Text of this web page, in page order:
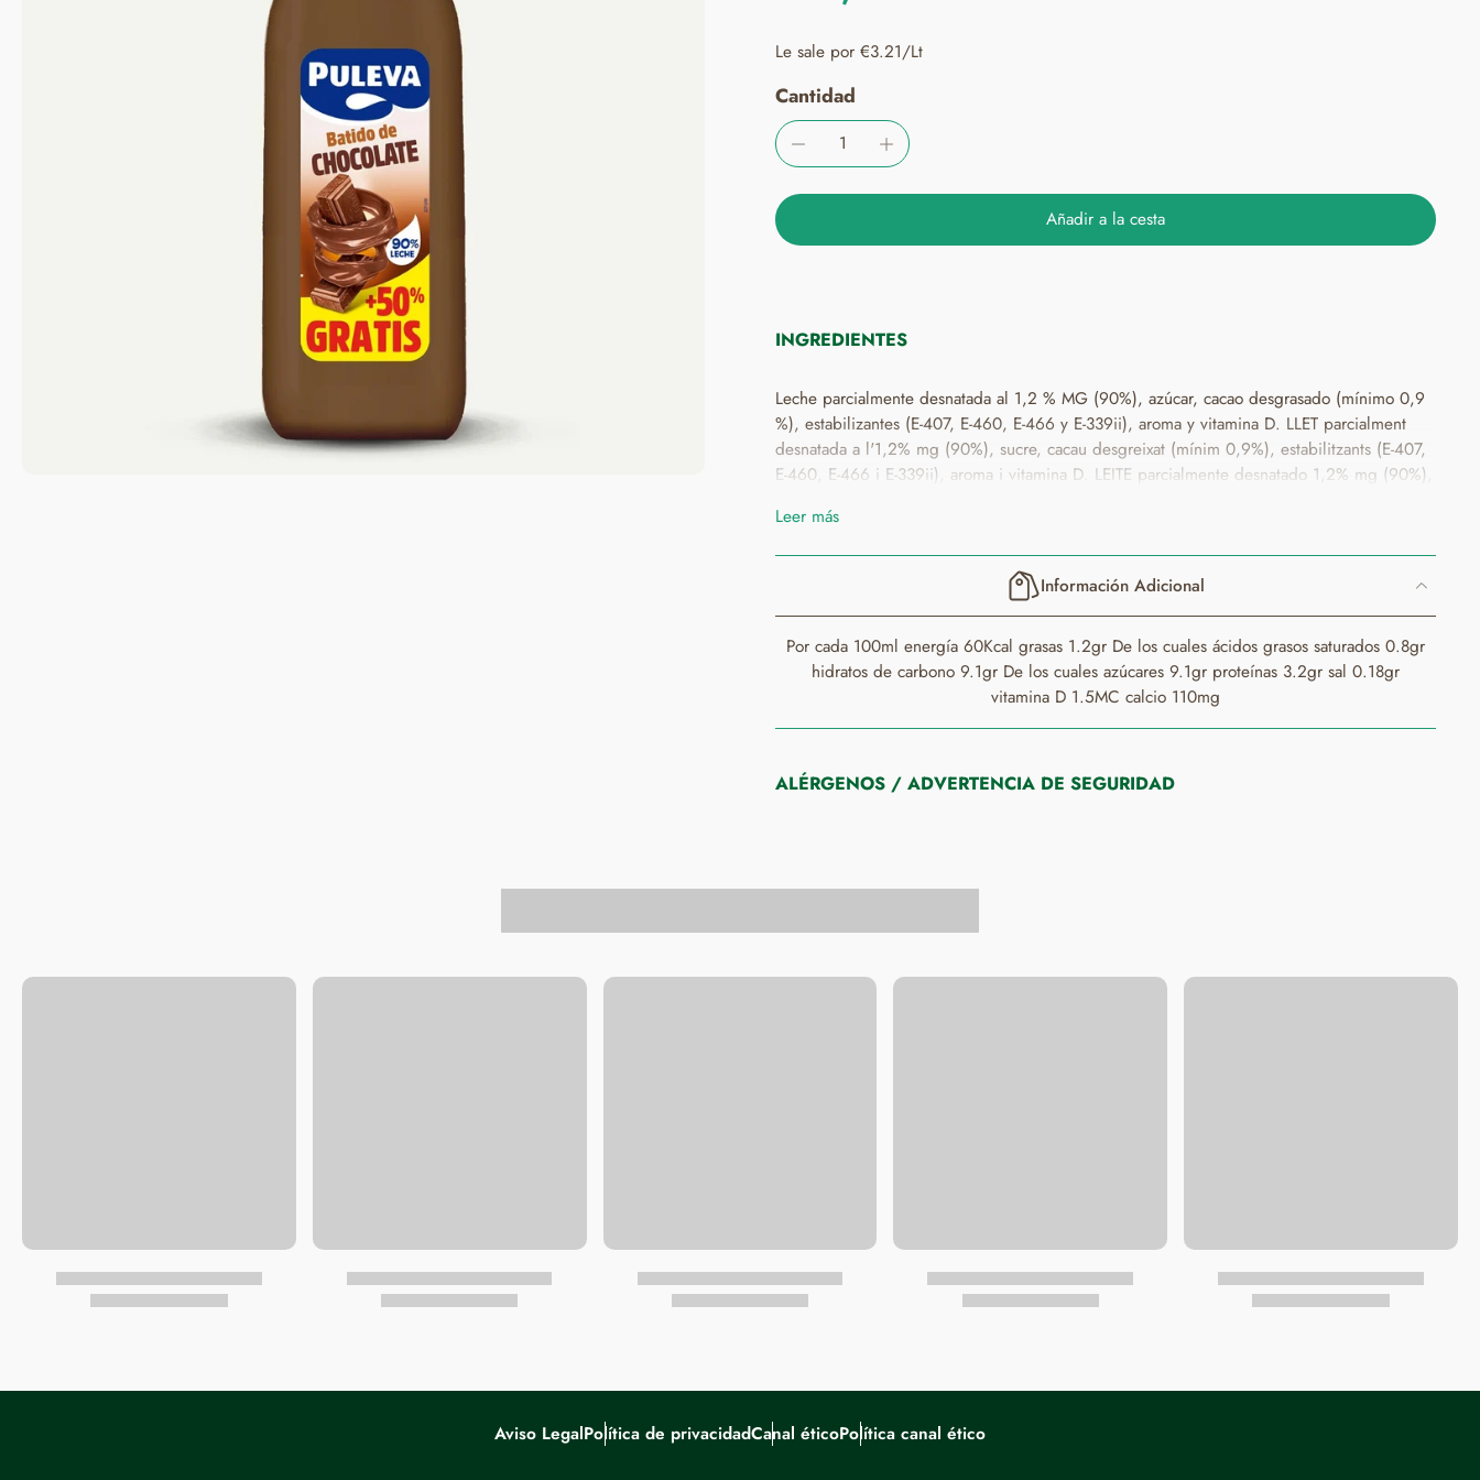
Le sale por €3.21/Lt
Cantidad
Añadir a la cesta
INGREDIENTES
Leche parcialmente desnatada al 1,2 % MG (90%), azúcar, cacao desgrasado (mínimo 0,9
%), estabilizantes (E-407, E-460, E-466 y E-339ii), aroma y vitamina D. LLET parcialment
desnatada a l'1,2% mg (90%), sucre, cacau desgreixat (mínim 0,9%), estabilitzants (E-407,
E-460, E-466 i E-339ii), aroma i vitamina D. LEITE parcialmente desnatado 1,2% mg (90%),
cheiro e vitamina D. ESNE partzialki gaingabetua % 1,2 mg (90%), azukrea, kakao
koipegabea (gutxienez %0,9, egonkortzaileak (E-407, E-460, E-466 eta E-339ii), usaina eta
Leer más
Información Adicional
Por cada 100ml energía 60Kcal grasas 1.2gr De los cuales ácidos grasos saturados 0.8gr
hidratos de carbono 9.1gr De los cuales azúcares 9.1gr proteínas 3.2gr sal 0.18gr
vitamina D 1.5MC calcio 110mg
ALÉRGENOS / ADVERTENCIA DE SEGURIDAD
Aviso LegalPolítica de privacidadCanal éticoPolítica canal ético